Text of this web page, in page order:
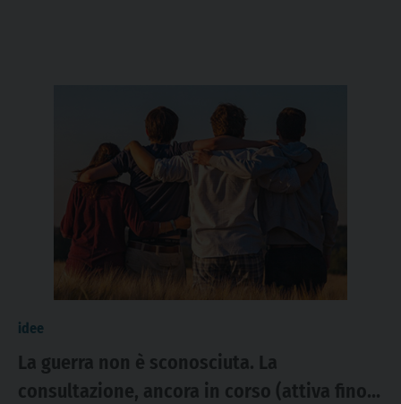
idee
La guerra non è sconosciuta. La
consultazione, ancora in corso (attiva fino